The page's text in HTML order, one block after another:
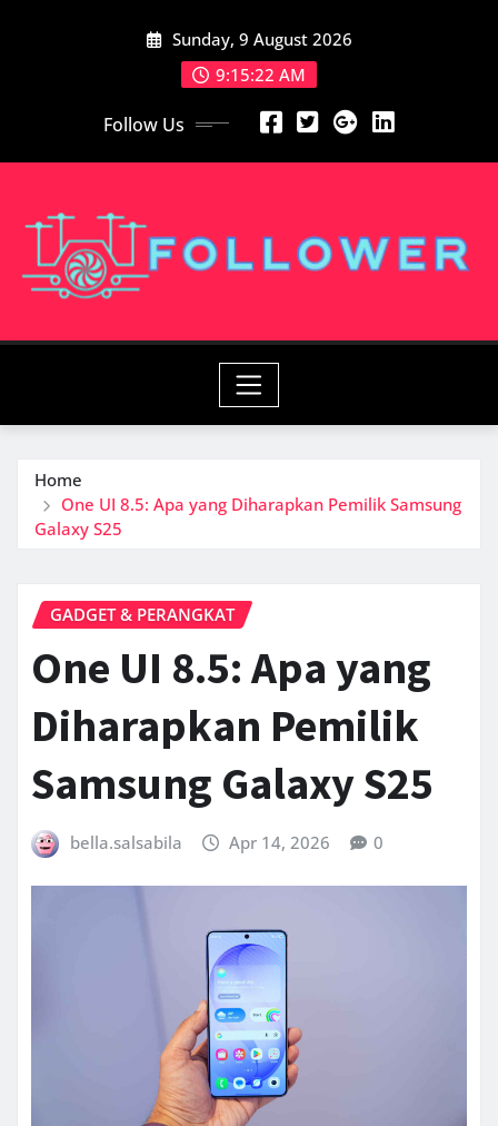
Sunday, 9 August 2026
9:15:23 AM
Follow Us
Home
One UI 8.5: Apa yang Diharapkan Pemilik Samsung
Galaxy S25
GADGET & PERANGKAT
One UI 8.5: Apa yang
Diharapkan Pemilik
Samsung Galaxy S25
bella.salsabila Apr 14, 2026 0